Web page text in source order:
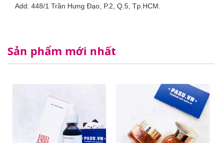
Add: 448/1 Trần Hưng Đạo, P.2, Q.5, Tp.HCM.
Sản phẩm mới nhất